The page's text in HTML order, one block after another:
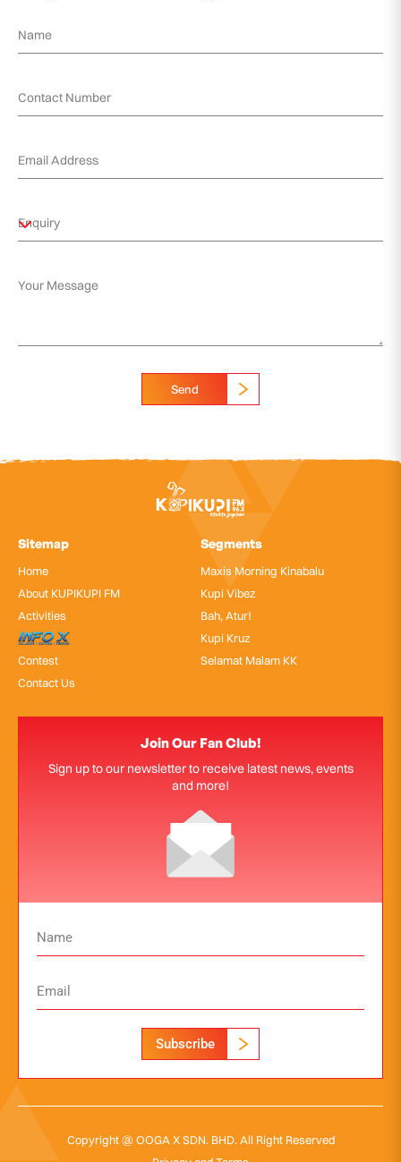
Send
Sitemap
Home
About KUPIKUPI FM
Activities
InfoX
Contest
Contact Us
Segments
Maxis Morning Kinabalu
Kupi Vibez
Bah, Atur!
Kupi Kruz
Selamat Malam KK
Join Our Fan Club!
Sign up to our newsletter to receive latest news, events
and more!
Subscribe
Copyright @ OOGA X SDN. BHD. All Right Reserved